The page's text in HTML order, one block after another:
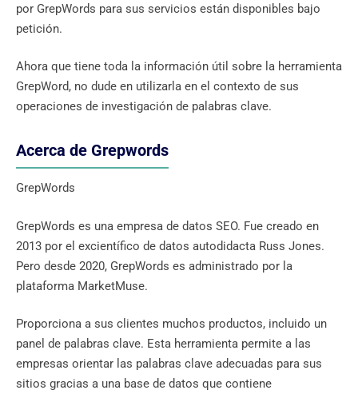
por GrepWords para sus servicios están disponibles bajo
petición.
Ahora que tiene toda la información útil sobre la herramienta
GrepWord, no dude en utilizarla en el contexto de sus
operaciones de investigación de palabras clave.
Acerca de Grepwords
GrepWords
GrepWords es una empresa de datos SEO. Fue creado en
2013 por el excientífico de datos autodidacta Russ Jones.
Pero desde 2020, GrepWords es administrado por la
plataforma MarketMuse.
Proporciona a sus clientes muchos productos, incluido un
panel de palabras clave. Esta herramienta permite a las
empresas orientar las palabras clave adecuadas para sus
sitios gracias a una base de datos que contiene